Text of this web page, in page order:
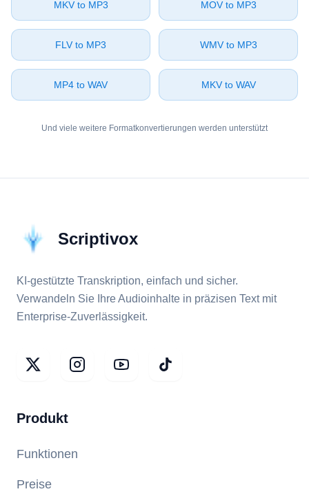
⁦MKV⁩ to ⁦MP3⁩ ⁦MOV⁩ to ⁦MP3⁩
⁦FLV⁩ to ⁦MP3⁩ ⁦WMV⁩ to ⁦MP3⁩
⁦MP4⁩ to ⁦WAV⁩ ⁦MKV⁩ to ⁦WAV⁩
Und viele weitere Formatkonvertierungen werden unterstützt
Scriptivox
KI-gestützte Transkription, einfach und sicher.
Verwandeln Sie Ihre Audioinhalte in präzisen Text mit
Enterprise-Zuverlässigkeit.
Produkt
Funktionen
Preise